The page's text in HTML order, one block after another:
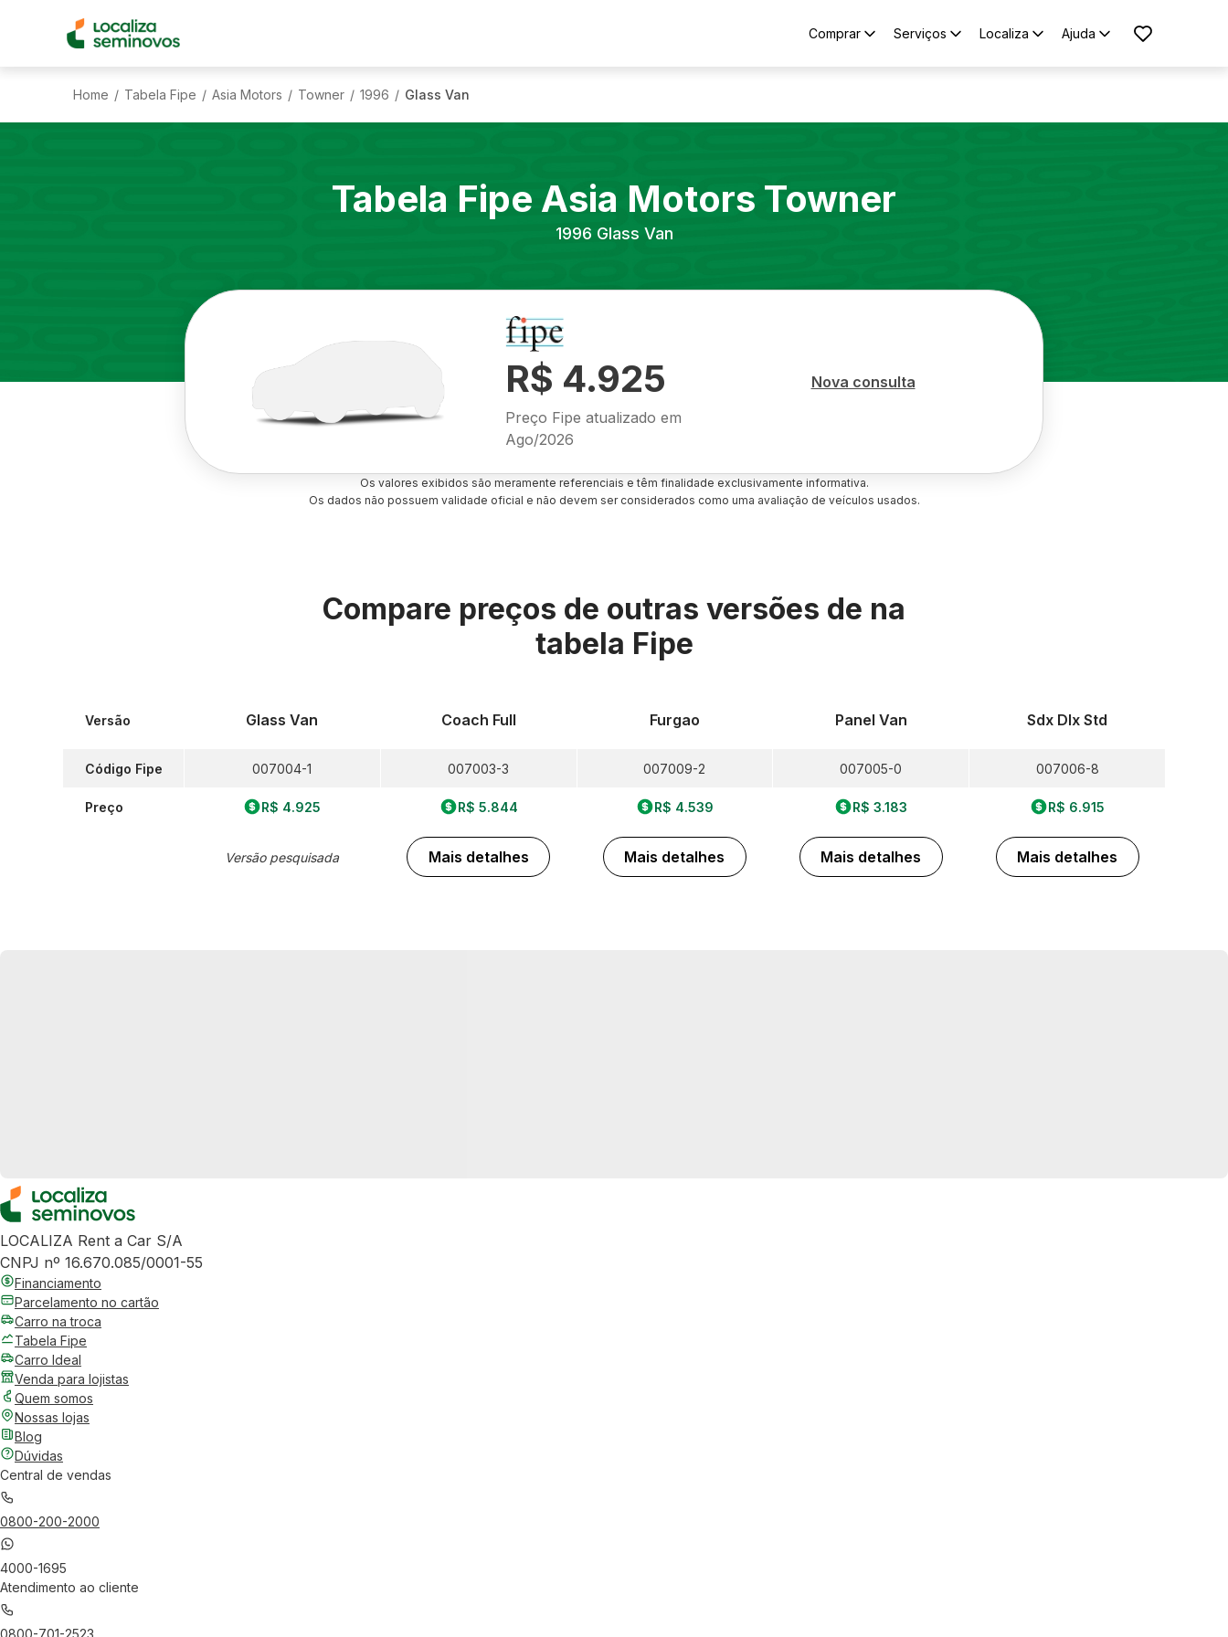
Comprar Serviços Localiza Ajuda
Home / Tabela Fipe / Asia Motors / Towner / 1996 / Glass Van
Tabela Fipe Asia Motors Towner
1996 Glass Van
R$ 4.925
Preço Fipe atualizado em
Ago/2026
Nova consulta
Os valores exibidos são meramente referenciais e têm finalidade exclusivamente informativa.
Os dados não possuem validade oficial e não devem ser considerados como uma avaliação de veículos usados.
Compare preços de outras versões de na
tabela Fipe
Versão
Código Fipe
Preço
Glass Van
007004-1
R$ 4.925
Versão pesquisada
Coach Full
007003-3
R$ 5.844
Mais detalhes
Furgao
007009-2
R$ 4.539
Mais detalhes
Panel Van
007005-0
R$ 3.183
Mais detalhes
Sdx Dlx Std
007006-8
R$ 6.915
Mais detalhes
LOCALIZA Rent a Car S/A
CNPJ nº 16.670.085/0001-55
Financiamento
Parcelamento no cartão
Carro na troca
Tabela Fipe
Carro Ideal
Venda para lojistas
Quem somos
Nossas lojas
Blog
Dúvidas
Central de vendas
0800-200-2000
4000-1695
Atendimento ao cliente
0800-701-2523